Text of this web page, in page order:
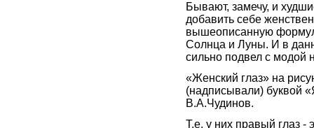
Бывают, замечу, и
добавить себе
вышеописанную
Солнца и Луны. И в
сильно подвел с модой
«Женский глаз» на
(надписывали) буквой
В.А.Чудинов.
Т.е. у них правый глаз -